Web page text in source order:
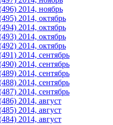
2014, ноябрь
2014, октябрь
2014, октябрь
2014, октябрь
2014, октябрь
2014, сентябрь
2014, сентябрь
2014, сентябрь
2014, сентябрь
2014, сентябрь
2014, август
2014, август
2014, август